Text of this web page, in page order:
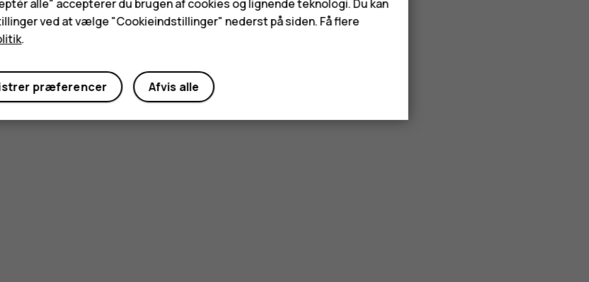
alle" accepterer du brugen af cookies og lignende teknologi. Du kan
ved at vælge "Cookieindstillinger" nederst på siden. Få flere
.
Afvis alle
præferencer